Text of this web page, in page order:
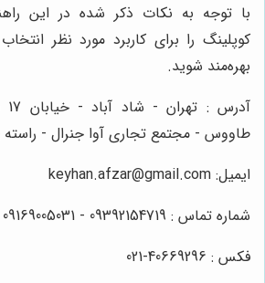
با توجه به نکات ذکر شده در این
کوپلینگ را برای کاربرد مورد نظر
بهره‌مند شوید.
طاووس - مجتمع تجاری آوا جنرال - راسته ی
ایمیل: keyhan.afzar@gmail.com
شماره تماس : 09392154719 - 09169005031
فکس : 40669296-021